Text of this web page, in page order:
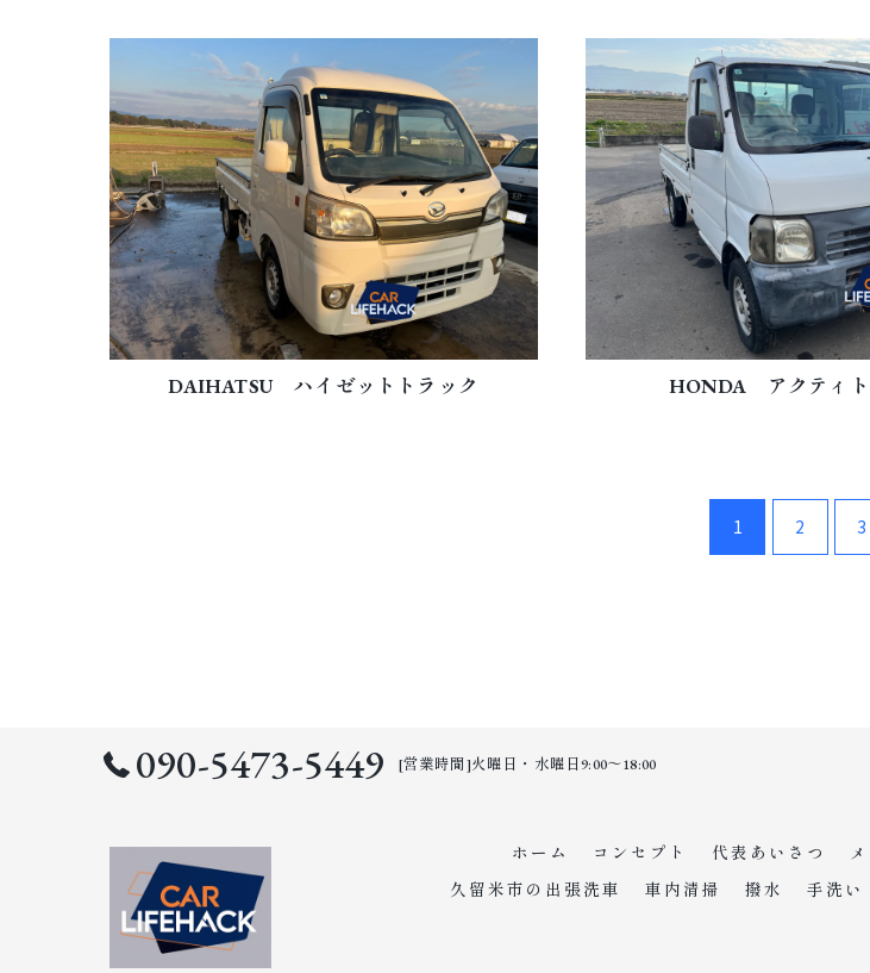
DAIHATSU ハイゼットトラック HONDA アクティト
1 2 3
090-5473-5449 [営業時間]火曜日・水曜日9:00～18:00
ホーム コンセプト 代表あいさつ
久留米市の出張洗車
車内清掃 撥水 手洗い